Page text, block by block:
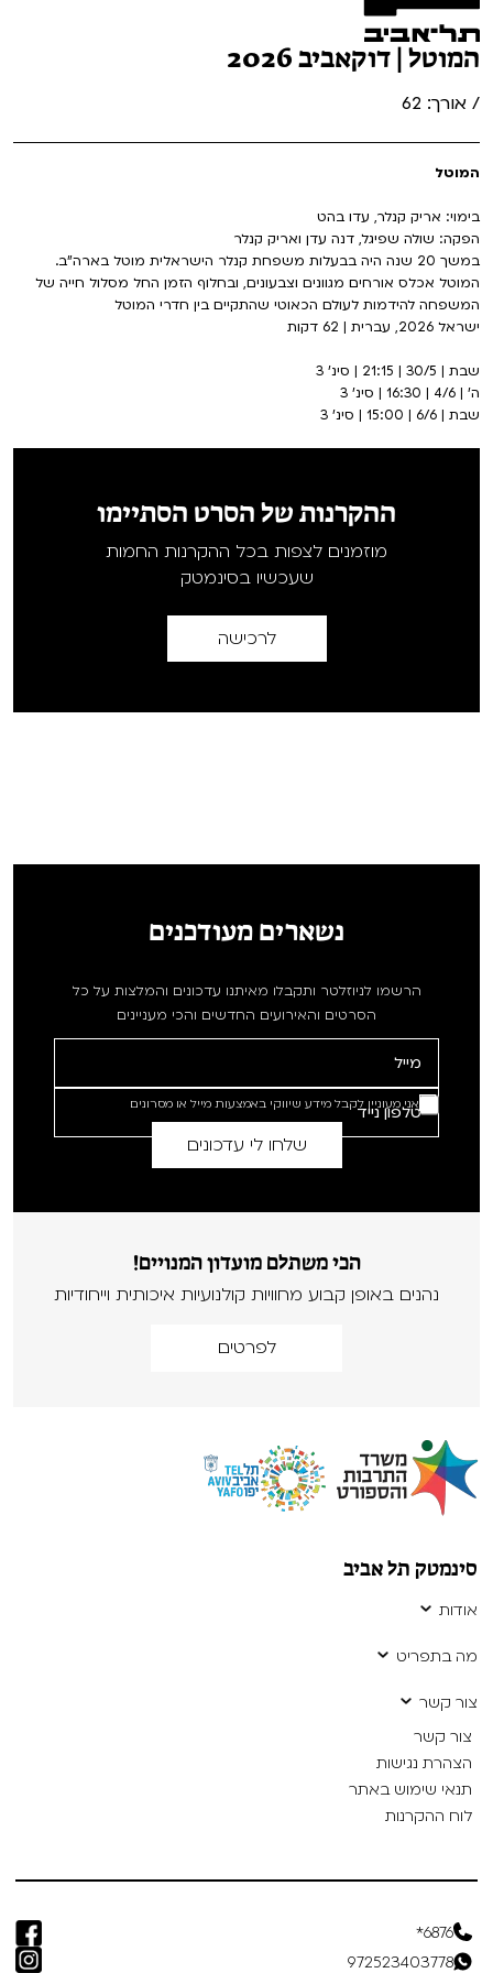
המוטל | דוקאביב 2026
/ אורך: 62
המוטל
בימוי: אריק קנלר, עדו בהט
הפקה: שולה שפיגל, דנה עדן ואריק קנלר
במשך 20 שנה היה בבעלות משפחת קנלר הישראלית מוטל בארה"ב.
המוטל אכלס אורחים מגוונים וצבעונים, ובחלוף הזמן החל מסלול חייה של
המשפחה להידמות לעולם הכאוטי שהתקיים בין חדרי המוטל
ישראל 2026, עברית | 62 דקות
שבת | 30/5 | 21:15 | סינ' 3
ה' | 4/6 | 16:30 | סינ' 3
שבת | 6/6 | 15:00 | סינ' 3
ההקרנות של הסרט הסתיימו
מוזמנים לצפות בכל ההקרנות החמות
שעכשיו בסינמטק
לרכישה
נשארים מעודכנים
הרשמו לניוזלטר ותקבלו מאיתנו עדכונים והמלצות על כל
הסרטים והאירועים החדשים והכי מעניינים
אני מעוניין לקבל מידע שיווקי באמצעות מייל או מסרונים
הכי משתלם מועדון המנויים!
נהנים באופן קבוע מחוויות קולנועיות איכותית וייחודיות
לפרטים
סינמטק תל אביב
אודות
מה בתפריט
צור קשר
צור קשר
הצהרת נגישות
תנאי שימוש באתר
לוח ההקרנות
6876*
972523403778